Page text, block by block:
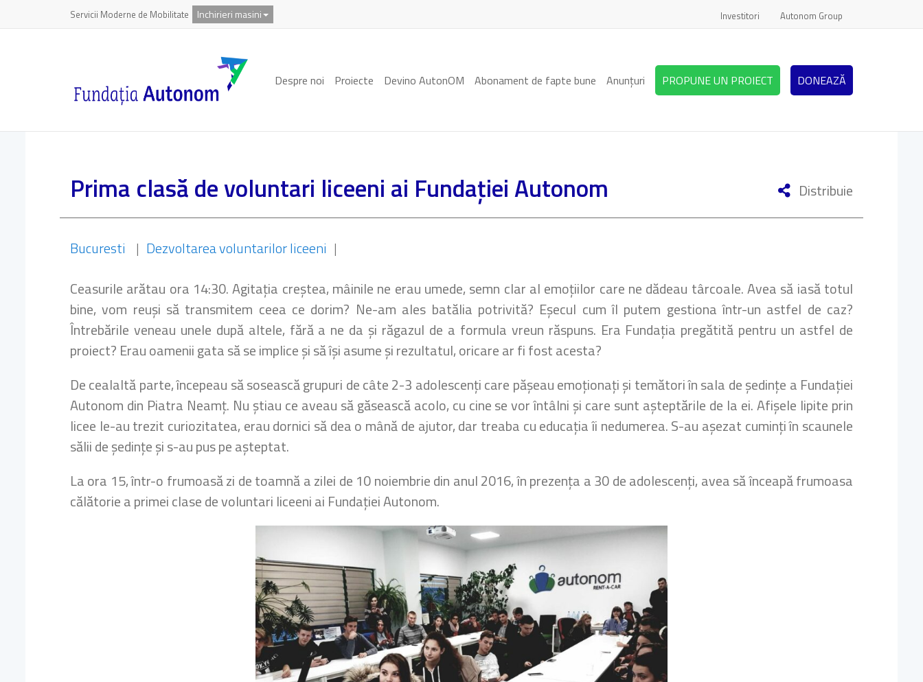
Servicii Moderne de Mobilitate Inchirieri masini Investitori Autonom Group
Despre noi Proiecte Devino AutonOM Abonament de fapte bune Anunțuri PROPUNE UN PROIECT DONEAZĂ
Prima clasă de voluntari liceeni ai Fundației Autonom Distribuie
Bucuresti | Dezvoltarea voluntarilor liceeni |
Ceasurile arătau ora 14:30. Agitația creștea, mâinile ne erau umede, semn clar al emoțiilor care ne dădeau târcoale. Avea să iasă totul
bine, vom reuși să transmitem ceea ce dorim? Ne-am ales batălia potrivită? Eșecul cum îl putem gestiona într-un astfel de caz?
Întrebările veneau unele după altele, fără a ne da și răgazul de a formula vreun răspuns. Era Fundația pregătită pentru un astfel de
proiect? Erau oamenii gata să se implice și să își asume și rezultatul, oricare ar fi fost acesta?
De cealaltă parte, începeau să sosească grupuri de câte 2-3 adolescenți care pășeau emoționați și temători în sala de ședințe a Fundației
Autonom din Piatra Neamț. Nu știau ce aveau să găsească acolo, cu cine se vor întâlni și care sunt așteptările de la ei. Afișele lipite prin
licee le-au trezit curiozitatea, erau dornici să dea o mână de ajutor, dar treaba cu educația îi nedumerea. S-au așezat cuminți în scaunele
sălii de ședințe și s-au pus pe așteptat.
La ora 15, într-o frumoasă zi de toamnă a zilei de 10 noiembrie din anul 2016, în prezența a 30 de adolescenți, avea să înceapă frumoasa
călătorie a primei clase de voluntari liceeni ai Fundației Autonom.